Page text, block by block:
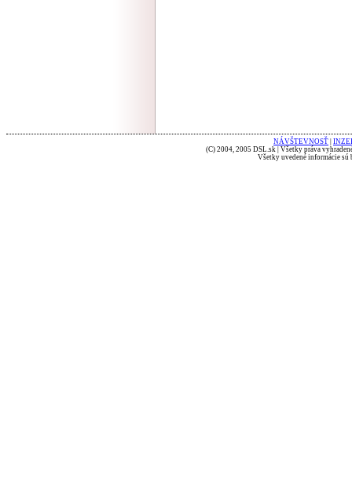
NÁVŠTEVNOSŤ
(C) 2004, 2005 DSL.sk | Všetky práva
Všetky uvedené informácie sú